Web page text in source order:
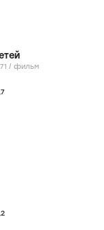
/ фильм
,7
,2